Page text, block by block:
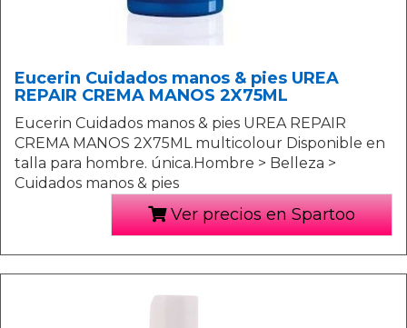
Eucerin Cuidados manos & pies UREA
REPAIR CREMA MANOS 2X75ML
Eucerin Cuidados manos & pies UREA REPAIR
CREMA MANOS 2X75ML multicolour Disponible en
talla para hombre. única.Hombre > Belleza >
Cuidados manos & pies
Ver precios en Spartoo